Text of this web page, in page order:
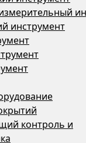
инструмент
контроль и